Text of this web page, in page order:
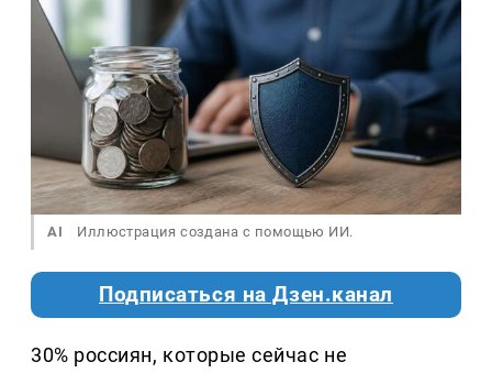
AI Иллюстрация создана с помощью ИИ.
Подписаться на Дзен.канал
30% россиян, которые сейчас не